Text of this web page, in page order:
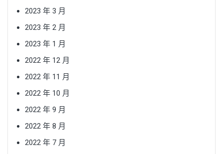
2023 年 3 月
2023 年 2 月
2023 年 1 月
2022 年 12 月
2022 年 11 月
2022 年 10 月
2022 年 9 月
2022 年 8 月
2022 年 7 月